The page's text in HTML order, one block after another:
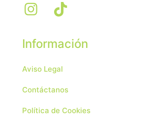
Información
Aviso Legal
Contáctanos
Política de Cookies